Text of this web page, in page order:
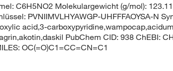
C6H5NO2 Molekulargewicht (g/mol):
PVNIIMVLHYAWGP-UHFFFAOYSA-N
acid,3-carboxypyridine,wampocap,acidum
PubChem CID: 938 ChEBI:
OC(=O)C1=CC=CN=C1